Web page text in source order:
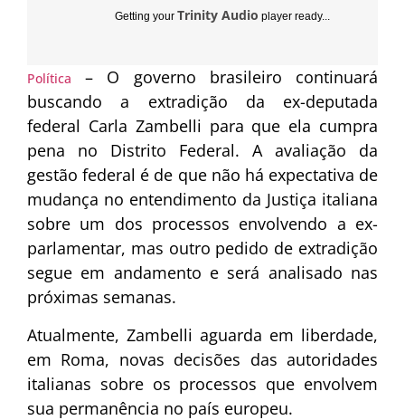
Getting your Trinity Audio player ready...
Política
– O governo brasileiro continuará
buscando a extradição da ex-deputada
federal Carla Zambelli para que ela cumpra
pena no Distrito Federal. A avaliação da
gestão federal é de que não há expectativa de
mudança no entendimento da Justiça italiana
sobre um dos processos envolvendo a ex-
parlamentar, mas outro pedido de extradição
segue em andamento e será analisado nas
próximas semanas.
Atualmente, Zambelli aguarda em liberdade,
em Roma, novas decisões das autoridades
italianas sobre os processos que envolvem
sua permanência no país europeu.